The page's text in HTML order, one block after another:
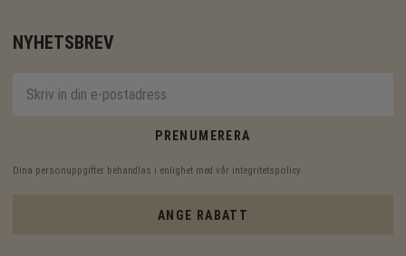
NYHETSBREV
PRENUMERERA
Dina personuppgifter behandlas i enlighet med vår integritetspolicy
ANGE RABATT